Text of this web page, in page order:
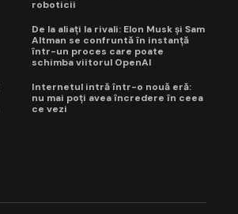
roboticii
De la aliați la rivali: Elon Musk și Sam
Altman se confruntă în instanță
într-un proces care poate
schimba viitorul OpenAI
Internetul intră într-o nouă eră:
nu mai poți avea încredere în ceea
ce vezi